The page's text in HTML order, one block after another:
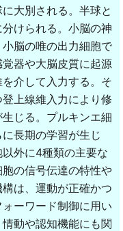
大別される。半球と
けられる。小脳の神
脳の唯の出力細胞で
器や大脳皮質に起源
介して入力する。そ
上線維入力により修
じる。プルキンエ細
長期の学習が生じ
外に4種類の主要な
の信号伝達の特性や
は、運動が正確かつ
ーワード制御に用い
動や認知機能にも関